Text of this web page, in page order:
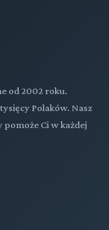
od 2002 roku.
Polaków. Nasz
Ci w każdej